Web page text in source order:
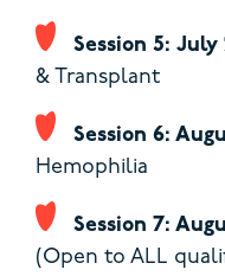
Session 5: July
& Transplant
Session 6:
Hemophilia
Session 7:
(Open to ALL